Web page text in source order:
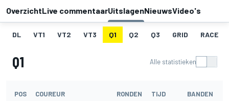
OverzichtLive commentaarUitslagenNieuwsVideo's
DL VT1 VT2 VT3 Q1 Q2 Q3 GRID RACE
Q1 Alle statistieken
POS COUREUR RONDEN TIJD BANDEN